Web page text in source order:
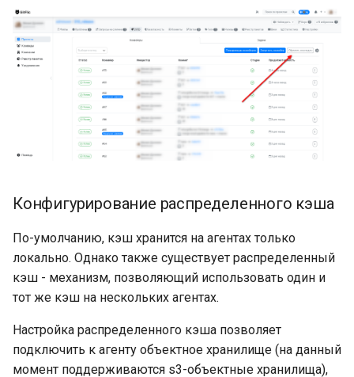
Конфигурирование распределенного кэша
По-умолчанию, кэш хранится на агентах только
локально. Однако также существует распределенный
кэш - механизм, позволяющий использовать один и
тот же кэш на нескольких агентах.
Настройка распределенного кэша позволяет
подключить к агенту объектное хранилище (на данный
момент поддерживаются s3-объектные хранилища),